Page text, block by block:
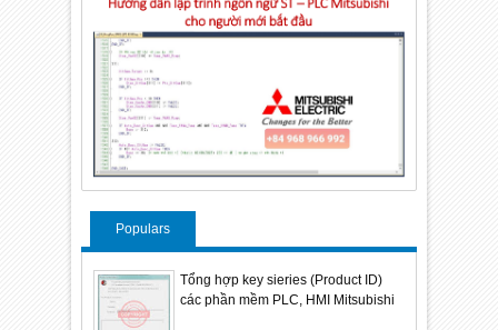
Populars
Tổng hợp key sieries (Product ID)
các phần mềm PLC, HMI Mitsubishi